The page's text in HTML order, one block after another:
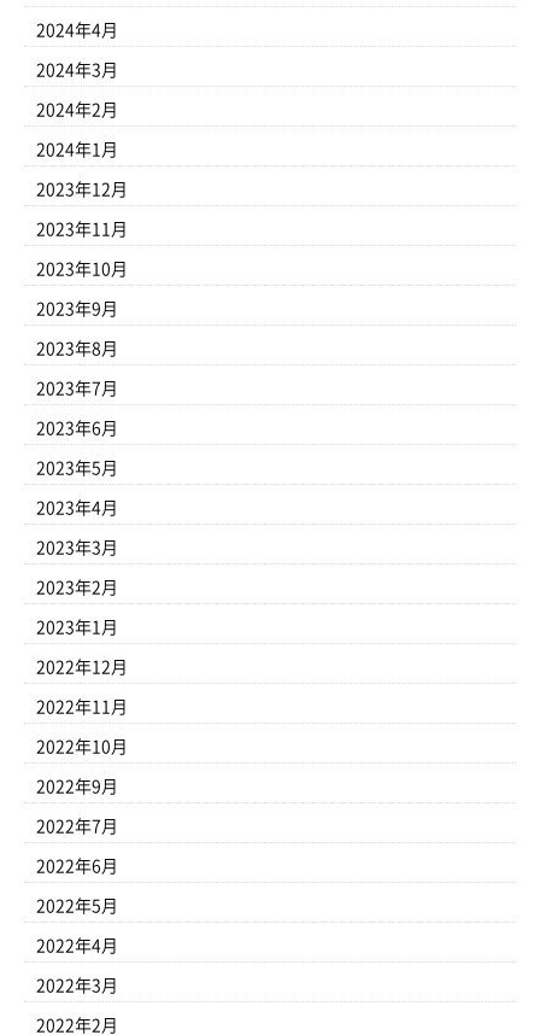
2024年4月
2024年3月
2024年2月
2024年1月
2023年12月
2023年11月
2023年10月
2023年9月
2023年8月
2023年7月
2023年6月
2023年5月
2023年4月
2023年3月
2023年2月
2023年1月
2022年12月
2022年11月
2022年10月
2022年9月
2022年7月
2022年6月
2022年5月
2022年4月
2022年3月
2022年2月